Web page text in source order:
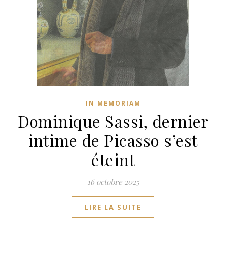
IN MEMORIAM
Dominique Sassi, dernier
intime de Picasso s’est
éteint
16 octobre 2025
LIRE LA SUITE